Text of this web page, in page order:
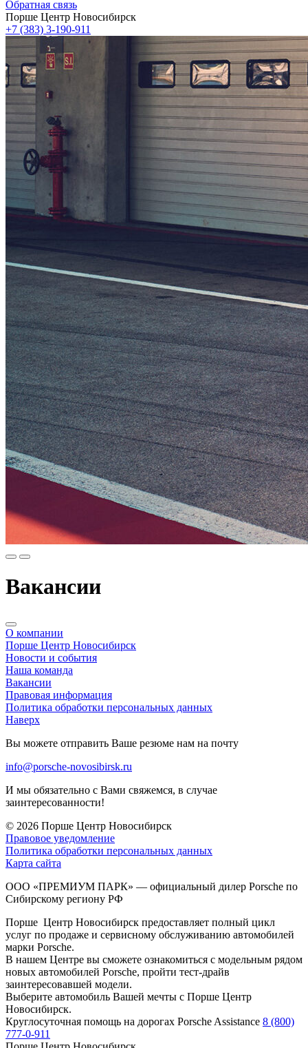
Обратная связь
Порше Центр Новосибирск
+7 (383) 3-190-911
Вакансии
О компании
Порше Центр Новосибирск
Новости и события
Наша команда
Вакансии
Правовая информация
Политика обработки персональных данных
Наверх
Вы можете отправить Ваше резюме нам на почту
info@porsche-novosibirsk.ru
И мы обязательно с Вами свяжемся, в случае
заинтересованности!
© 2026 Порше Центр Новосибирск
Правовое уведомление
Политика обработки персональных данных
Карта сайта
ООО «ПРЕМИУМ ПАРК» — официальный дилер Porsche по
Сибирскому региону РФ
Порше Центр Новосибирск предоставляет полный цикл
услуг по продаже и сервисному обслуживанию автомобилей
марки Porsche.
В нашем Центре вы сможете ознакомиться с модельным рядом
новых автомобилей Porsche, пройти тест-драйв
заинтересовавшей модели.
Выберите автомобиль Вашей мечты с Порше Центр
Новосибирск.
Круглосуточная помощь на дорогах Porsche Assistance 8 (800)
777-0-911